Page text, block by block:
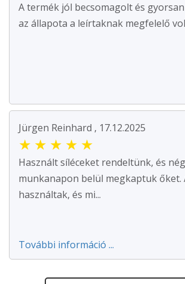
A termék jól becsomagolt és
az állapota a leírtaknak megfelelő
Jürgen Reinhard , 17.12.2025
★ ★ ★ ★ ★
Használt síléceket rendeltünk, és
munkanapon belül megkaptuk őket.
használtak, és mi...
További információ ...